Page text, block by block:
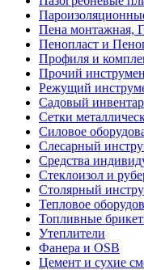
Пена монтажная,
Пенопласт и
Профиля и
Прочий
Режущий
Садовый
Сетки
Силовое
Слесарный
Средства
Стеклоизол и
Столярный
Тепловое
Топливные
Утеплители
Фанера и OSB
Цемент и сухие